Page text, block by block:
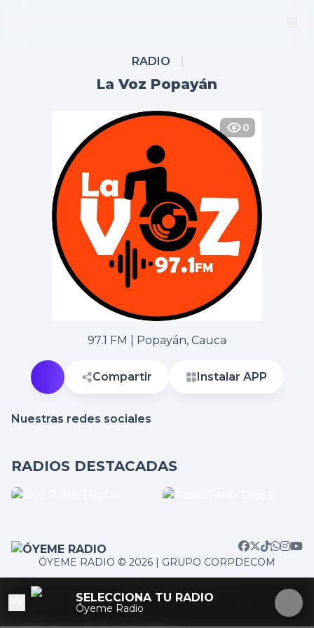
RADIO
La Voz Popayán
0
97.1 FM | Popayán, Cauca
Compartir Instalar APP
Nuestras redes sociales
RADIOS DESTACADAS
ÓYEME RADIO © 2026 | GRUPO CORPDECOM
SELECCIONA TU RADIO
Óyeme Radio
/home/corpdeco/radios.colradiotv.com/wp-
content/themes/nexotuner/parts/player-aside.php on